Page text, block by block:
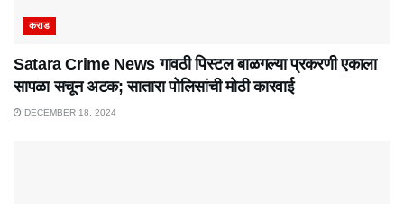
कराड
Satara Crime News गावठी पिस्टल बाळगल्या प्रकरणी एकाला
सापळा सचून अटक; सातारा पोलिसांची मोठी कारवाई
DECEMBER 18, 2024